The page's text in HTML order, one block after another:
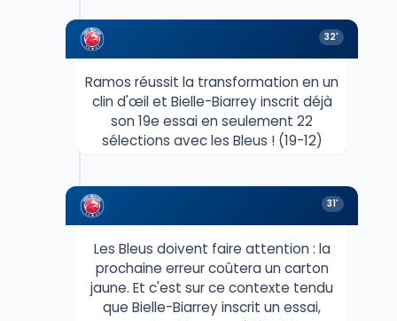
32'
Ramos réussit la transformation en un
clin d'œil et Bielle-Biarrey inscrit déjà
son 19e essai en seulement 22
sélections avec les Bleus ! (19-12)
31'
Les Bleus doivent faire attention : la
prochaine erreur coûtera un carton
jaune. Et c'est sur ce contexte tendu
que Bielle-Biarrey inscrit un essai,